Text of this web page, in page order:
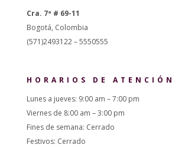
Cra. 7ª # 69-11
Bogotá, Colombia
(571)2493122 – 5550555
HORARIOS DE ATENCIÓN
Lunes a jueves: 9:00 am – 7:00 pm
Viernes de 8:00 am – 3:00 pm
Fines de semana: Cerrado
Festivos: Cerrado